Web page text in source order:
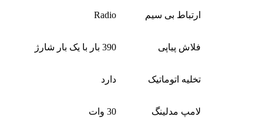
ارتباط بی سیم Radio
فلاش پیاپی 390 بار با یک بار شارژ
تخلیه اتوماتیک دارد
لامپ مدلینگ 30 وات